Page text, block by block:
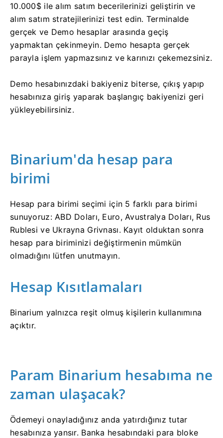
10.000$ ile alım satım becerilerinizi geliştirin ve
alım satım stratejilerinizi test edin. Terminalde
gerçek ve Demo hesaplar arasında geçiş
yapmaktan çekinmeyin. Demo hesapta gerçek
parayla işlem yapmazsınız ve karınızı çekemezsiniz.
Demo hesabınızdaki bakiyeniz biterse, çıkış yapıp
hesabınıza giriş yaparak başlangıç ​​bakiyenizi geri
yükleyebilirsiniz.
Binarium'da hesap para
birimi
Hesap para birimi seçimi için 5 farklı para birimi
sunuyoruz: ABD Doları, Euro, Avustralya Doları, Rus
Rublesi ve Ukrayna Grivnası. Kayıt olduktan sonra
hesap para biriminizi değiştirmenin mümkün
olmadığını lütfen unutmayın.
Hesap Kısıtlamaları
Binarium yalnızca reşit olmuş kişilerin kullanımına
açıktır.
Param Binarium hesabıma ne
zaman ulaşacak?
Ödemeyi onayladığınız anda yatırdığınız tutar
hesabınıza yansır. Banka hesabındaki para bloke